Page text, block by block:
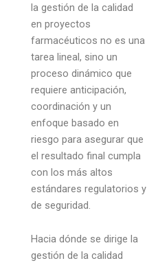
la gestión de la calidad
en proyectos
farmacéuticos no es una
tarea lineal, sino un
proceso dinámico que
requiere anticipación,
coordinación y un
enfoque basado en
riesgo para asegurar que
el resultado final cumpla
con los más altos
estándares regulatorios y
de seguridad.
Hacia dónde se dirige la
gestión de la calidad